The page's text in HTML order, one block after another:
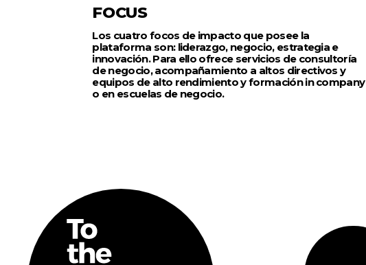
FOCUS
Los cuatro focos de impacto que posee la
plataforma son: liderazgo, negocio, estrategia e
innovación. Para ello ofrece servicios de consultoría
de negocio, acompañamiento a altos directivos y
equipos de alto rendimiento y formación in company
o en escuelas de negocio.